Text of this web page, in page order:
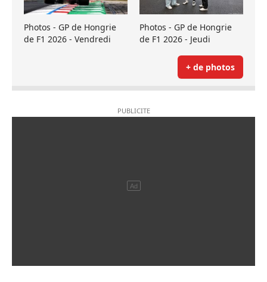
Photos - GP de Hongrie
de F1 2026 - Vendredi
Photos - GP de Hongrie
de F1 2026 - Jeudi
+ de photos